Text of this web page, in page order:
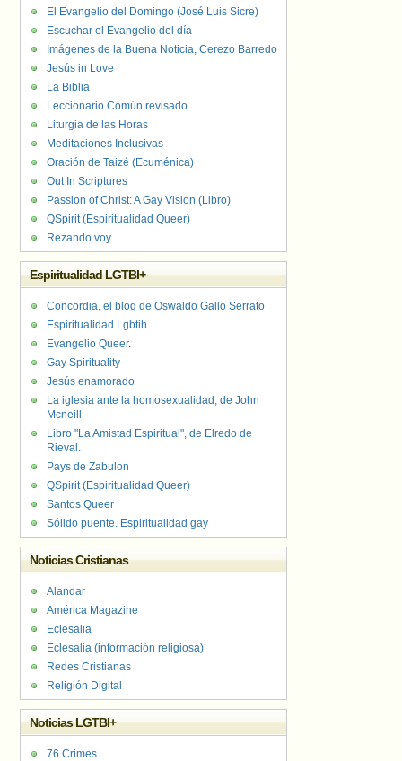
El Evangelio del Domingo (José Luis Sicre)
Escuchar el Evangelio del día
Imágenes de la Buena Noticia, Cerezo Barredo
Jesús in Love
La Biblia
Leccionario Común revisado
Liturgia de las Horas
Meditaciones Inclusivas
Oración de Taizé (Ecuménica)
Out In Scriptures
Passion of Christ: A Gay Vision (Libro)
QSpirit (Espiritualidad Queer)
Rezando voy
Espiritualidad LGTBI+
Concordia, el blog de Oswaldo Gallo Serrato
Espiritualidad Lgbtih
Evangelio Queer.
Gay Spirituality
Jesús enamorado
La iglesia ante la homosexualidad, de John
Mcneill
Libro "La Amistad Espiritual", de Elredo de
Rieval.
Pays de Zabulon
QSpirit (Espiritualidad Queer)
Santos Queer
Sólido puente. Espiritualidad gay
Noticias Cristianas
Alandar
América Magazine
Eclesalia
Eclesalia (información religiosa)
Redes Cristianas
Religión Digital
Noticias LGTBI+
76 Crimes